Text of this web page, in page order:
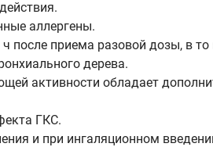
аллергены.
после приема разовой дозы, в
дерева.
активности обладает
ГКС.
и при ингаляционном